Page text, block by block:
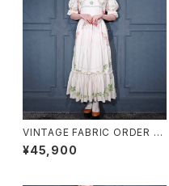
VINTAGE FABRIC ORDER M
ADE FLOWER EMBROIDERY
CROSS STITCH BACK RIBB
¥45,900